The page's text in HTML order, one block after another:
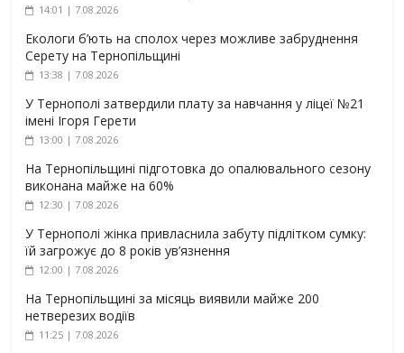
14:01 | 7.08.2026
Екологи б’ють на сполох через можливе забруднення
Серету на Тернопільщині
13:38 | 7.08.2026
У Тернополі затвердили плату за навчання у ліцеї №21
імені Ігоря Герети
13:00 | 7.08.2026
На Тернопільщині підготовка до опалювального сезону
виконана майже на 60%
12:30 | 7.08.2026
У Тернополі жінка привласнила забуту підлітком сумку:
їй загрожує до 8 років ув’язнення
12:00 | 7.08.2026
На Тернопільщині за місяць виявили майже 200
нетверезих водіїв
11:25 | 7.08.2026